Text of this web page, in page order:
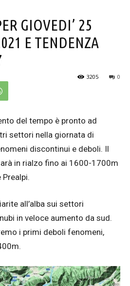
GIOVEDI’ 25
E TENDENZA
0
3205
del tempo è pronto ad
settori nella giornata di
discontinui e deboli. Il
in rialzo fino ai 1600-1700m
all’alba sui settori
in veloce aumento da sud.
i primi deboli fenomeni,